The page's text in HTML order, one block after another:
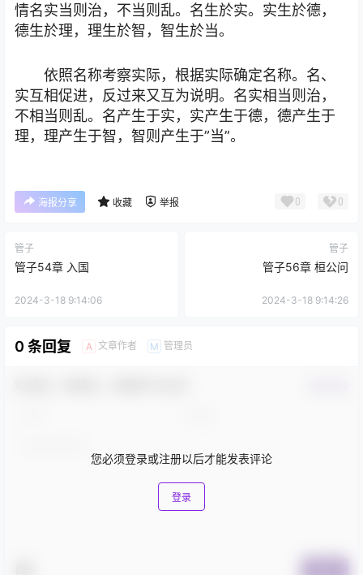
情名实当则治，不当则乱。名生於实。实生於德，
德生於理，理生於智，智生於当。
依照名称考察实际，根据实际确定名称。名、
实互相促进，反过来又互为说明。名实相当则治，
不相当则乱。名产生于实，实产生于德，德产生于
理，理产生于智，智则产生于”当”。
海报分享 收藏 举报 0 0
管子
管子54章 入国
2024-3-18 9:14:06
管子
管子56章 桓公问
2024-3-18 9:14:26
0 条回复 A 文章作者 M 管理员
您必须登录或注册以后才能发表评论
登录